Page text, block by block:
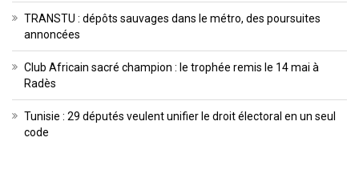
TRANSTU : dépôts sauvages dans le métro, des poursuites
annoncées
Club Africain sacré champion : le trophée remis le 14 mai à
Radès
Tunisie : 29 députés veulent unifier le droit électoral en un seul
code